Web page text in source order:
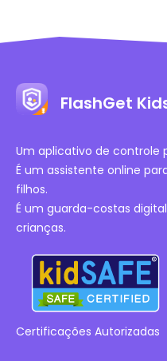
FlashGet
Um aplicativo de controle
É um assistente online
filhos.
É um guarda-costas
crianças.
Certificações Autorizadas